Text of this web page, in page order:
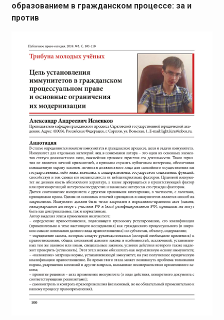
образованием в гражданском процессе: за и
против